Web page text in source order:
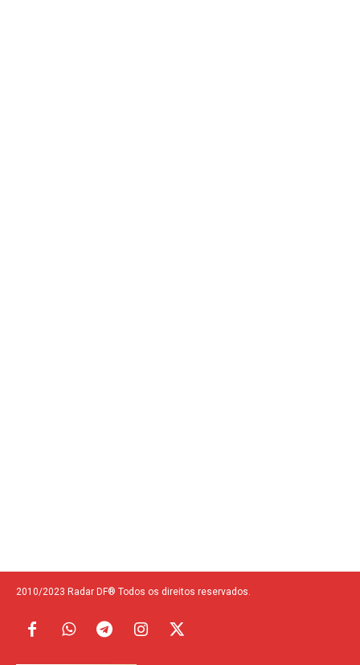
2010/2023 Radar DF® Todos os direitos reservados.